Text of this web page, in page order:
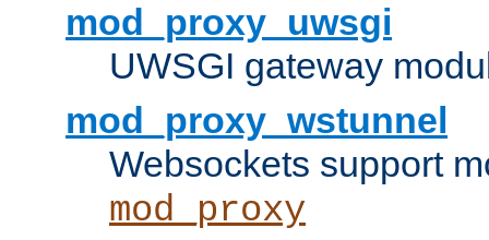
mod_proxy_uwsgi
UWSGI gateway
mod_proxy_wstunnel
Websockets support
mod_proxy